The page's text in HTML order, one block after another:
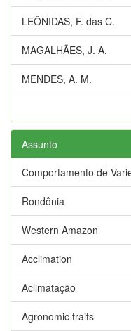
LEÔNIDAS, F. das C.
MAGALHÃES, J. A.
MENDES, A. M.
Assunto
Comportamento de
Rondônia
Western Amazon
Acclimation
Aclimatação
Agronomic traits